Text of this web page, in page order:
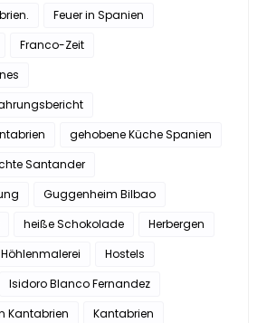
Feuer in Spanien
Franco-Zeit
gehobene Küche Spanien
Santander
Guggenheim Bilbao
heiße Schokolade
Herbergen
Höhlenmalerei
Hostels
Isidoro Blanco Fernandez
Kantabrien
Kantabrien